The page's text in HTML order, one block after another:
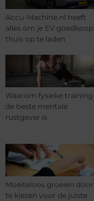
Accu-Machine.nl heeft
alles om je EV goedkoop
thuis op te laden
Waarom fysieke training
de beste mentale
rustgever is
Moeiteloos groeien door
te kiezen voor de juiste